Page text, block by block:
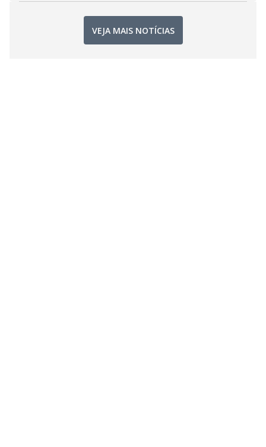
VEJA MAIS NOTÍCIAS